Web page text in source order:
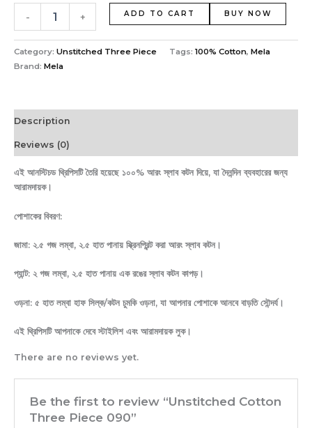
- + ADD TO CART BUY NOW
Category: Unstitched Three Piece Tags: 100% Cotton, Mela
Brand: Mela
Description
Reviews (0)
এই আনস্টিচড থ্রিপিসটি তৈরি হয়েছে ১০০% আরং স্লাব কটন দিয়ে, যা দৈনন্দিন ব্যবহারের জন্য
আরামদায়ক।
পোশাকের বিবরণ:
জামা: ২.৫ গজ লম্বা, ২.৫ হাত পানায় স্ক্রিনপ্রিন্ট করা আরং স্লাব কটন।
প্যান্ট: ২ গজ লম্বা, ২.৫ হাত পানায় এক রঙের স্লাব কটন কাপড়।
ওড়না: ৫ হাত লম্বা হাফ সিল্ক/কটন চুমকি ওড়না, যা আপনার পোশাকে আনবে বাড়তি সৌন্দর্য।
এই থ্রিপিসটি আপনাকে দেবে স্টাইলিশ এবং আরামদায়ক লুক।
There are no reviews yet.
Be the first to review “Unstitched Cotton
Three Piece 090”